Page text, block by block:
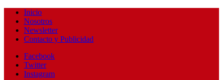
Inicio
Nosotros
Newsletter
Contacto y Publicidad
Facebook
Twitter
Instagram